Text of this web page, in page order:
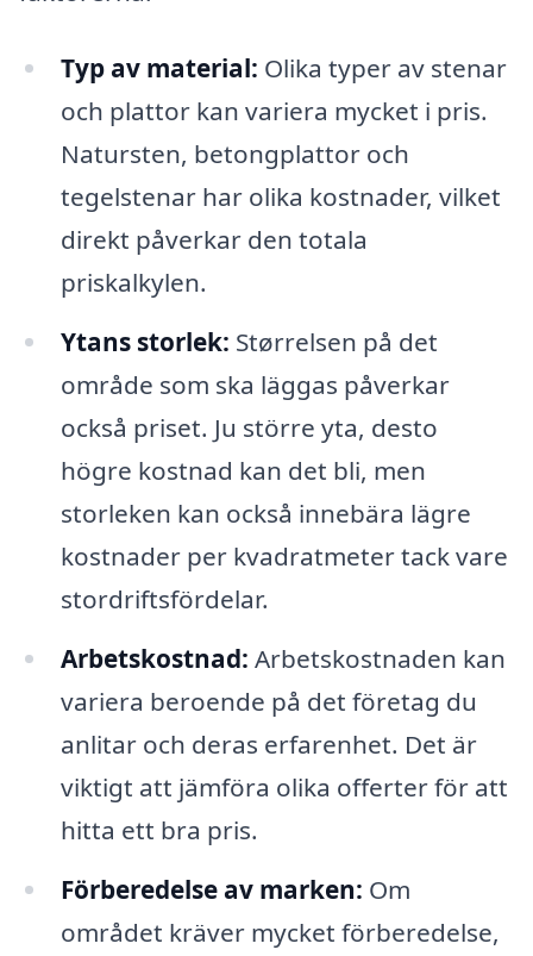
Typ av material: Olika typer av stenar
och plattor kan variera mycket i pris.
Natursten, betongplattor och
tegelstenar har olika kostnader, vilket
direkt påverkar den totala
priskalkylen.
Ytans storlek: Størrelsen på det
område som ska läggas påverkar
också priset. Ju större yta, desto
högre kostnad kan det bli, men
storleken kan också innebära lägre
kostnader per kvadratmeter tack vare
stordriftsfördelar.
Arbetskostnad: Arbetskostnaden kan
variera beroende på det företag du
anlitar och deras erfarenhet. Det är
viktigt att jämföra olika offerter för att
hitta ett bra pris.
Förberedelse av marken: Om
området kräver mycket förberedelse,